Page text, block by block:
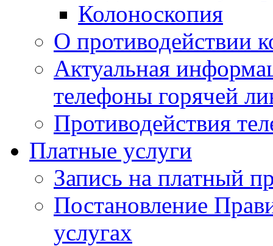
Колоноскопия
О противодействии
Актуальная
телефоны горячей
Противодействия
Платные услуги
Запись на платный
Постановление
услугах